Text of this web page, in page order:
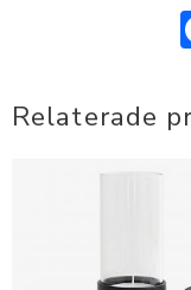
Relaterade